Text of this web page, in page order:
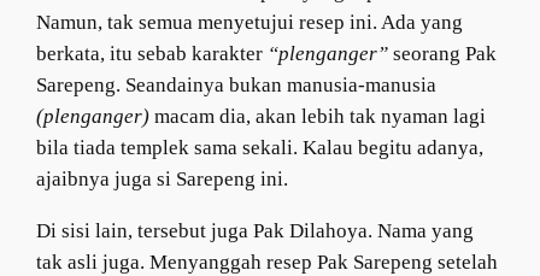
Namun, tak semua menyetujui resep ini. Ada yang
berkata, itu sebab karakter “plenganger” seorang Pak
Sarepeng. Seandainya bukan manusia-manusia
(plenganger) macam dia, akan lebih tak nyaman lagi
bila tiada templek sama sekali. Kalau begitu adanya,
ajaibnya juga si Sarepeng ini.
Di sisi lain, tersebut juga Pak Dilahoya. Nama yang
tak asli juga. Menyanggah resep Pak Sarepeng setelah